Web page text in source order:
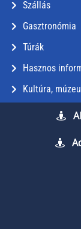
Szállás
Gasztronómia
Túrák
Hasznos
Kultúra,